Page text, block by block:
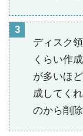
ディスク
くらい作
が多いほ
成してく
のから削